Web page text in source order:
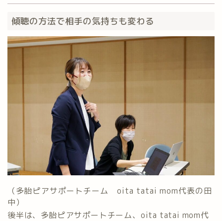
傾聴の方法で相手の気持ちも変わる
（多胎ピアサポートチーム oita tatai mom代表の田
中）
後半は、多胎ピアサポートチーム、oita tatai mom代